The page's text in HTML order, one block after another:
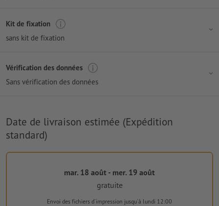
Kit de fixation
sans kit de fixation
Vérification des données
Sans vérification des données
Date de livraison estimée (Expédition
standard)
mar. 18 août - mer. 19 août
gratuite
Envoi des fichiers d'impression jusqu'à lundi 12:00